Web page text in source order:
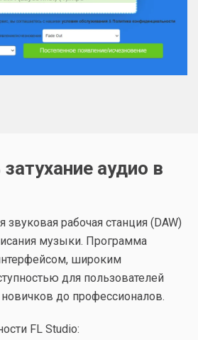
аудио в
рабочая станция (DAW)
музыки. Программа
широким
для пользователей
до профессионалов.
FL Studio: